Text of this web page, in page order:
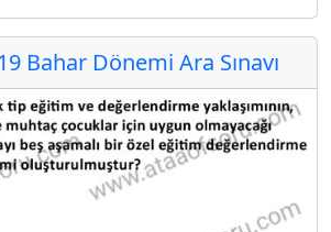
Bahar Dönemi Ara Sınavı